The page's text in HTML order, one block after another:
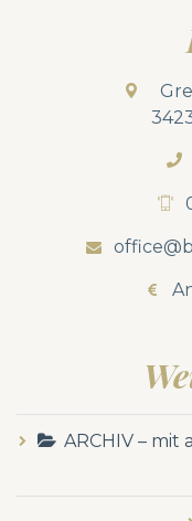
ARCHIV –